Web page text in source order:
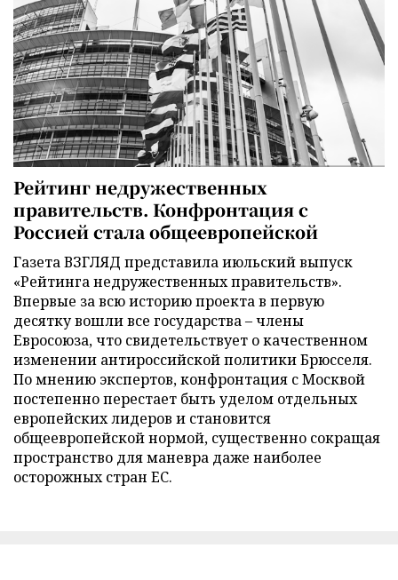
Рейтинг недружественных
правительств. Конфронтация с
Россией стала общеевропейской
Газета ВЗГЛЯД представила июльский выпуск
«Рейтинга недружественных правительств».
Впервые за всю историю проекта в первую
десятку вошли все государства – члены
Евросоюза, что свидетельствует о качественном
изменении антироссийской политики Брюсселя.
По мнению экспертов, конфронтация с Москвой
постепенно перестает быть уделом отдельных
европейских лидеров и становится
общеевропейской нормой, существенно сокращая
пространство для маневра даже наиболее
осторожных стран ЕС.